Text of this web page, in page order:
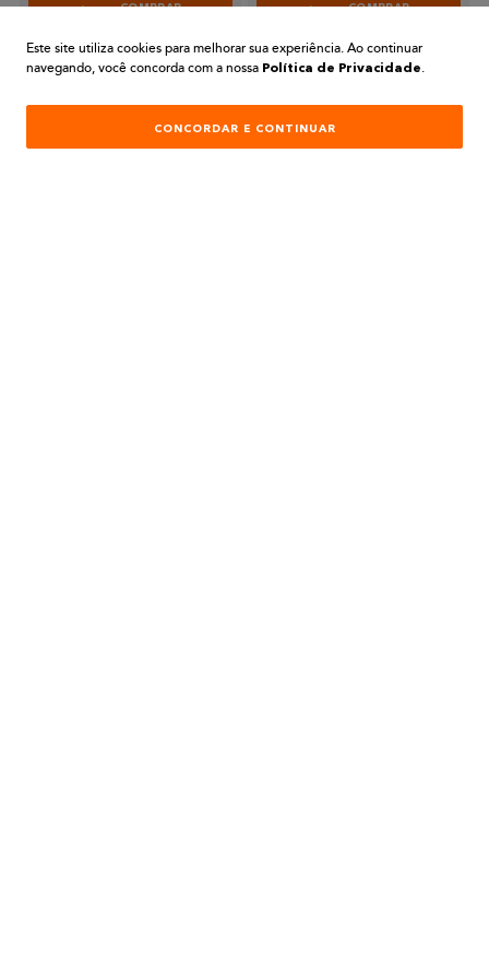
COMPRAR COMPRAR
Este site utiliza cookies para melhorar sua experiência. Ao continuar
navegando, você concorda com a nossa Política de Privacidade.
CONCORDAR E CONTINUAR